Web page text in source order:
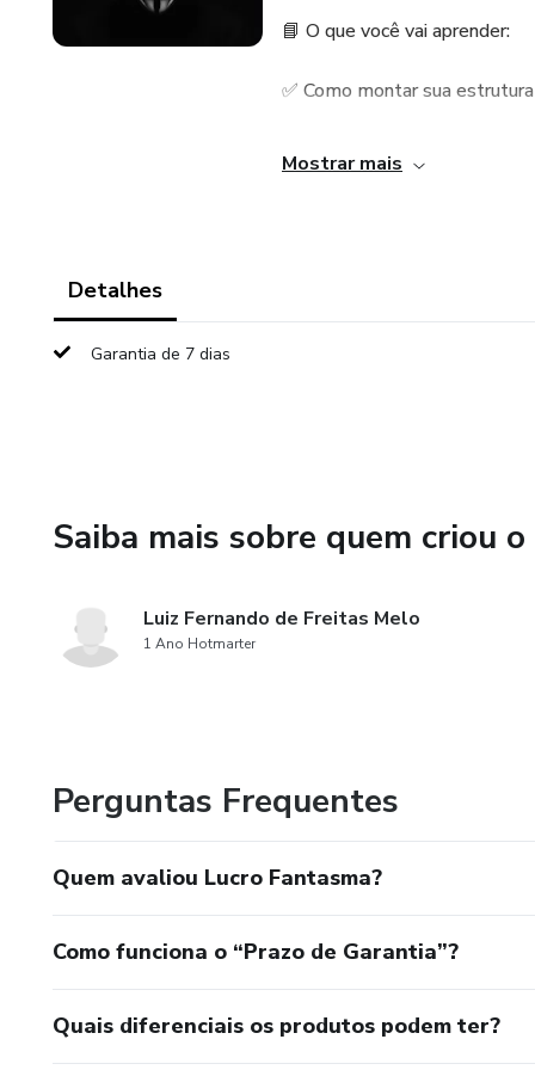
📘 O que você vai aprender:
✅ Como montar sua
✅ Como atrair vendas mesmo
- Curso em PDF
Mostrar mais
Detalhes
Garantia de 7 dias
Saiba mais sobre quem criou
Luiz Fernando de Freitas Melo
1 Ano Hotmarter
Perguntas Frequentes
Quem avaliou Lucro Fantasma?
Como funciona o “Prazo de Garantia”?
Quais diferenciais os produtos podem ter?